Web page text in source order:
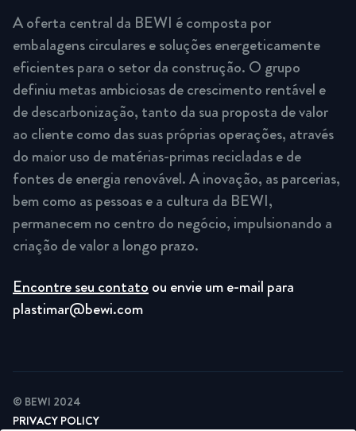
A oferta central da BEWI é composta por
embalagens circulares e soluções energeticamente
eficientes para o setor da construção. O grupo
definiu metas ambiciosas de crescimento rentável e
de descarbonização, tanto da sua proposta de valor
ao cliente como das suas próprias operações, através
do maior uso de matérias-primas recicladas e de
fontes de energia renovável. A inovação, as parcerias,
bem como as pessoas e a cultura da BEWI,
permanecem no centro do negócio, impulsionando a
criação de valor a longo prazo.
Encontre seu contatoou envie um e-mail para
plastimar@bewi.com
© BEWI 2024
PRIVACY POLICY